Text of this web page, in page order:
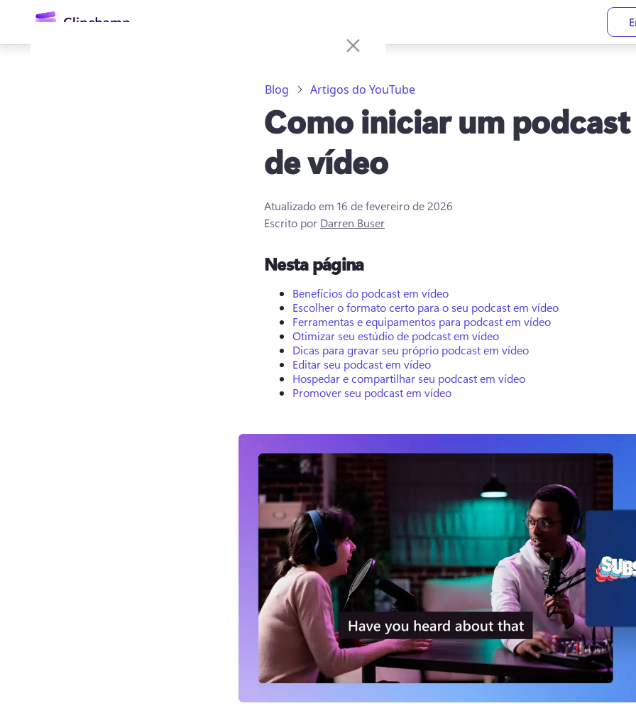
conteúdo
Blog Artigos do YouTube
Como iniciar um podcast
de vídeo
Atualizado em 16 de fevereiro de 2026
Escrito por Darren Buser
Nesta página
Benefícios do podcast em vídeo
Escolher o formato certo para o seu podcast em vídeo
Ferramentas e equipamentos para podcast em vídeo
Otimizar seu estúdio de podcast em vídeo
Dicas para gravar seu próprio podcast em vídeo
Editar seu podcast em vídeo
Hospedar e compartilhar seu podcast em vídeo
Promover seu podcast em vídeo